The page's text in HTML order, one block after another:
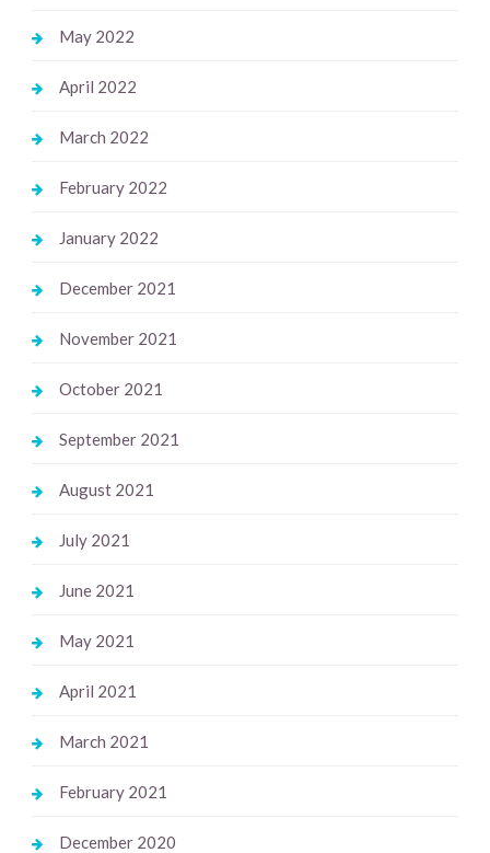
May 2022
April 2022
March 2022
February 2022
January 2022
December 2021
November 2021
October 2021
September 2021
August 2021
July 2021
June 2021
May 2021
April 2021
March 2021
February 2021
December 2020